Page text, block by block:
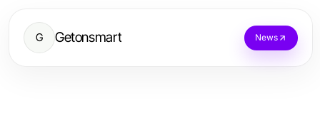
G Getonsmart News